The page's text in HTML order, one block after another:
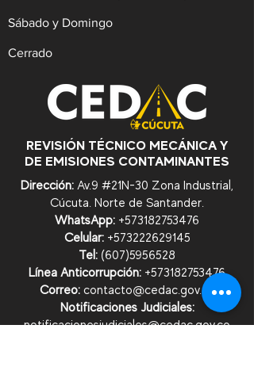
Sábado y Domingo
Cerrado
REVISIÓN TÉCNICO MECÁNICA Y
DE EMISIONES CONTAMINANTES
Dirección: Av.9 #21N-30 Zona Industrial,
Cúcuta. Norte de Santander.
WhatsApp: +573182753476
Celular: +573222629145
Tel: (607)5956528
Línea Anticorrupción: +573182753476
Correo: contacto@cedac.gov.co
Notificaciones Judiciales:
notificacionesjudiciales@cedac.gov.co